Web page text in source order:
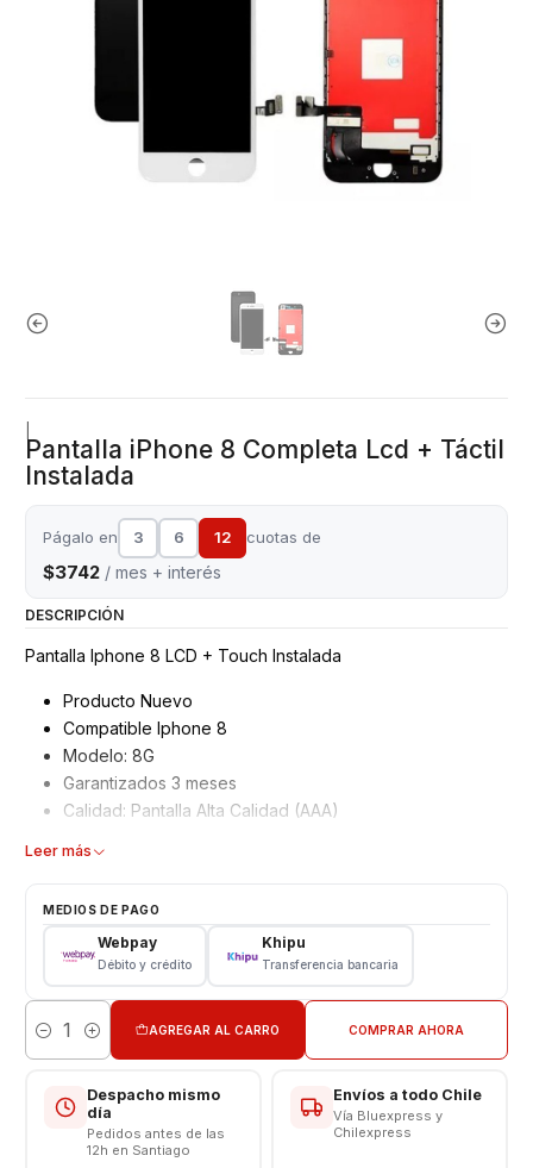
Pantalla iPhone 8 Completa Lcd + Táctil
Instalada
Págalo en 3 6 12 cuotas de
$3742 / mes + interés
DESCRIPCIÓN
Pantalla Iphone 8 LCD + Touch Instalada
Producto Nuevo
Compatible Iphone 8
Modelo: 8G
Garantizados 3 meses
Calidad: Pantalla Alta Calidad (AAA)
Características
Modelo: 8G
VALOR INLCUYE INSTALACIÓN EN TIENDA
Leer más
MEDIOS DE PAGO
Webpay
Débito y crédito
Khipu
Transferencia bancaria
Cantidad
AGREGAR AL CARRO COMPRAR AHORA
Despacho mismo
día
Pedidos antes de las
12h en Santiago
Envíos a todo Chile
Vía Bluexpress y
Chilexpress